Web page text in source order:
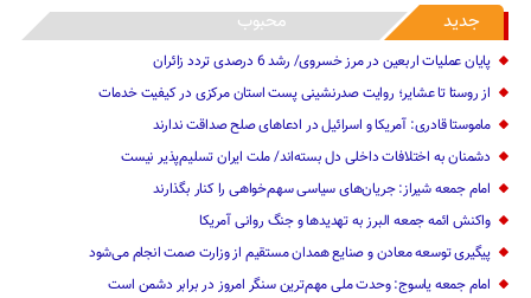
جدید محبوب
پایان عملیات اربعین در مرز خسروی/ رشد 6 درصدی تردد زائران
از روستا تا عشایر؛ روایت صدرنشینی پست استان مرکزی در کیفیت خدمات
ماموستا قادری: آمریکا و اسرائیل در ادعاهای صلح صداقت ندارند
دشمنان به اختلافات داخلی دل بسته‌اند/ ملت ایران تسلیم‌پذیر نیست
امام جمعه شیراز: جریان‌های سیاسی سهم‌خواهی را کنار بگذارند
واکنش ائمه جمعه البرز به تهدیدها و جنگ روانی آمریکا
پیگیری توسعه معادن و صنایع همدان مستقیم از وزارت صمت انجام می‌شود
امام جمعه یاسوج: وحدت ملی مهم‌ترین سنگر امروز در برابر دشمن است